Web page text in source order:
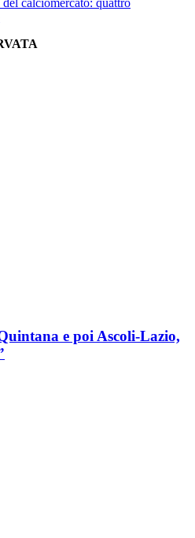
e poi Ascoli-Lazio,